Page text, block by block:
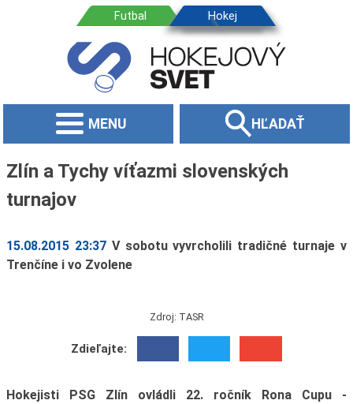
MENU HĽADAŤ
Zlín a Tychy víťazmi slovenských
turnajov
15.08.2015 23:37 V sobotu vyvrcholili tradičné turnaje v
Trenčíne i vo Zvolene
Zdroj: TASR
Zdieľajte:
Hokejisti PSG Zlín ovládli 22. ročník Rona Cupu -